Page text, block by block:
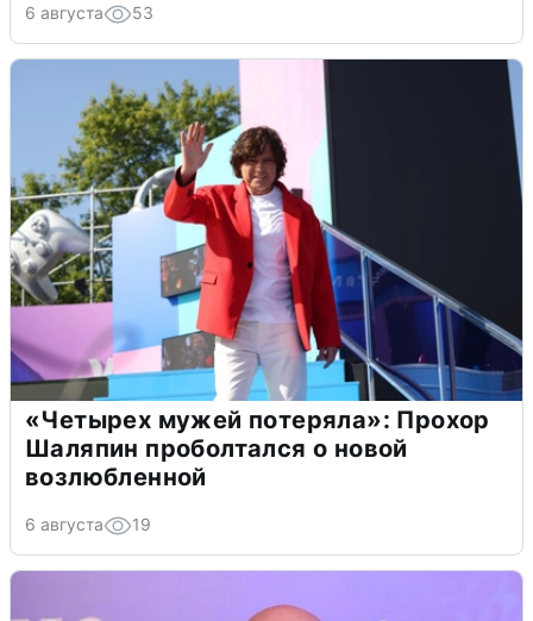
6 августа 53
«Четырех мужей потеряла»: Прохор
Шаляпин проболтался о новой
возлюбленной
6 августа 19